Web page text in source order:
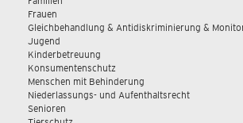
Frauen
Gleichbehandlung & Antidiskriminierung &
Jugend
Kinderbetreuung
Konsumentenschutz
Menschen mit Behinderung
Niederlassungs- und Aufenthaltsrecht
Senioren